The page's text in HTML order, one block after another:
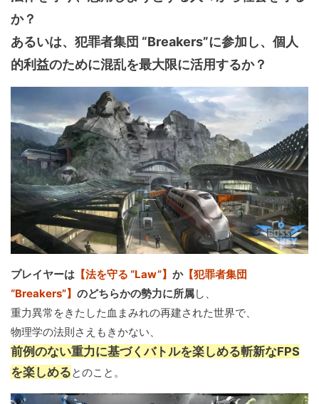
か？
あるいは、犯罪者集団 “Breakers”に参加し、個人
的利益のために混乱を最大限に活用するか？
プレイヤーは 【法を守る “Law”】 か【犯罪者集団
“Breakers”】 のどちらかの勢力に所属し、
重力異常をきたした血まみれの再建された世界で、
物理学の法則さえもきかない、
前例のない重力に基づくバトルを楽しめる斬新なFPS
を楽しめるとのこと。